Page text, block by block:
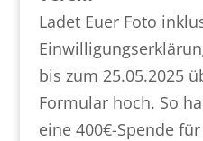
Ladet Euer Foto
bis zum 25.05.2025
Formular hoch. So
eine 400€-Spende